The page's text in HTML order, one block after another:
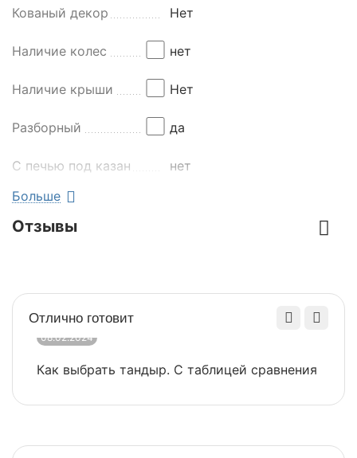
Кованый декор Нет
Наличие колес нет
Наличие крыши Нет
Разборный да
С печью под казан нет
Толщина стали, мм
Длина, мм
Вес,кг
Найти похожие
Больше
Отзывы
Отлично готовит
08.02.2024
Как выбрать тандыр. С таблицей сравнения